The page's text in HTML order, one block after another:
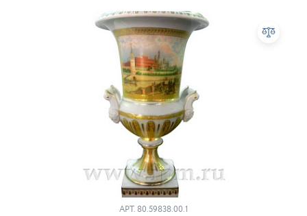
АРТ. 80.59838.00.1